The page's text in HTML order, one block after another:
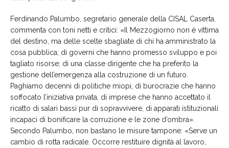
Ferdinando Palumbo, segretario generale della CISAL Caserta,
commenta con toni netti e critici: «Il Mezzogiorno non è vittima
del destino, ma delle scelte sbagliate di chi ha amministrato la
cosa pubblica; di governi che hanno promesso sviluppo e poi
tagliato risorse; di una classe dirigente che ha preferito la
gestione dell’emergenza alla costruzione di un futuro.
Paghiamo decenni di politiche miopi, di burocrazie che hanno
soffocato l’iniziativa privata, di imprese che hanno accettato il
ricatto di salari bassi pur di sopravvivere, di apparati istituzionali
incapaci di bonificare la corruzione e le zone d’ombra».
Secondo Palumbo, non bastano le misure tampone: «Serve un
cambio di rotta radicale. Occorre restituire dignità al lavoro,